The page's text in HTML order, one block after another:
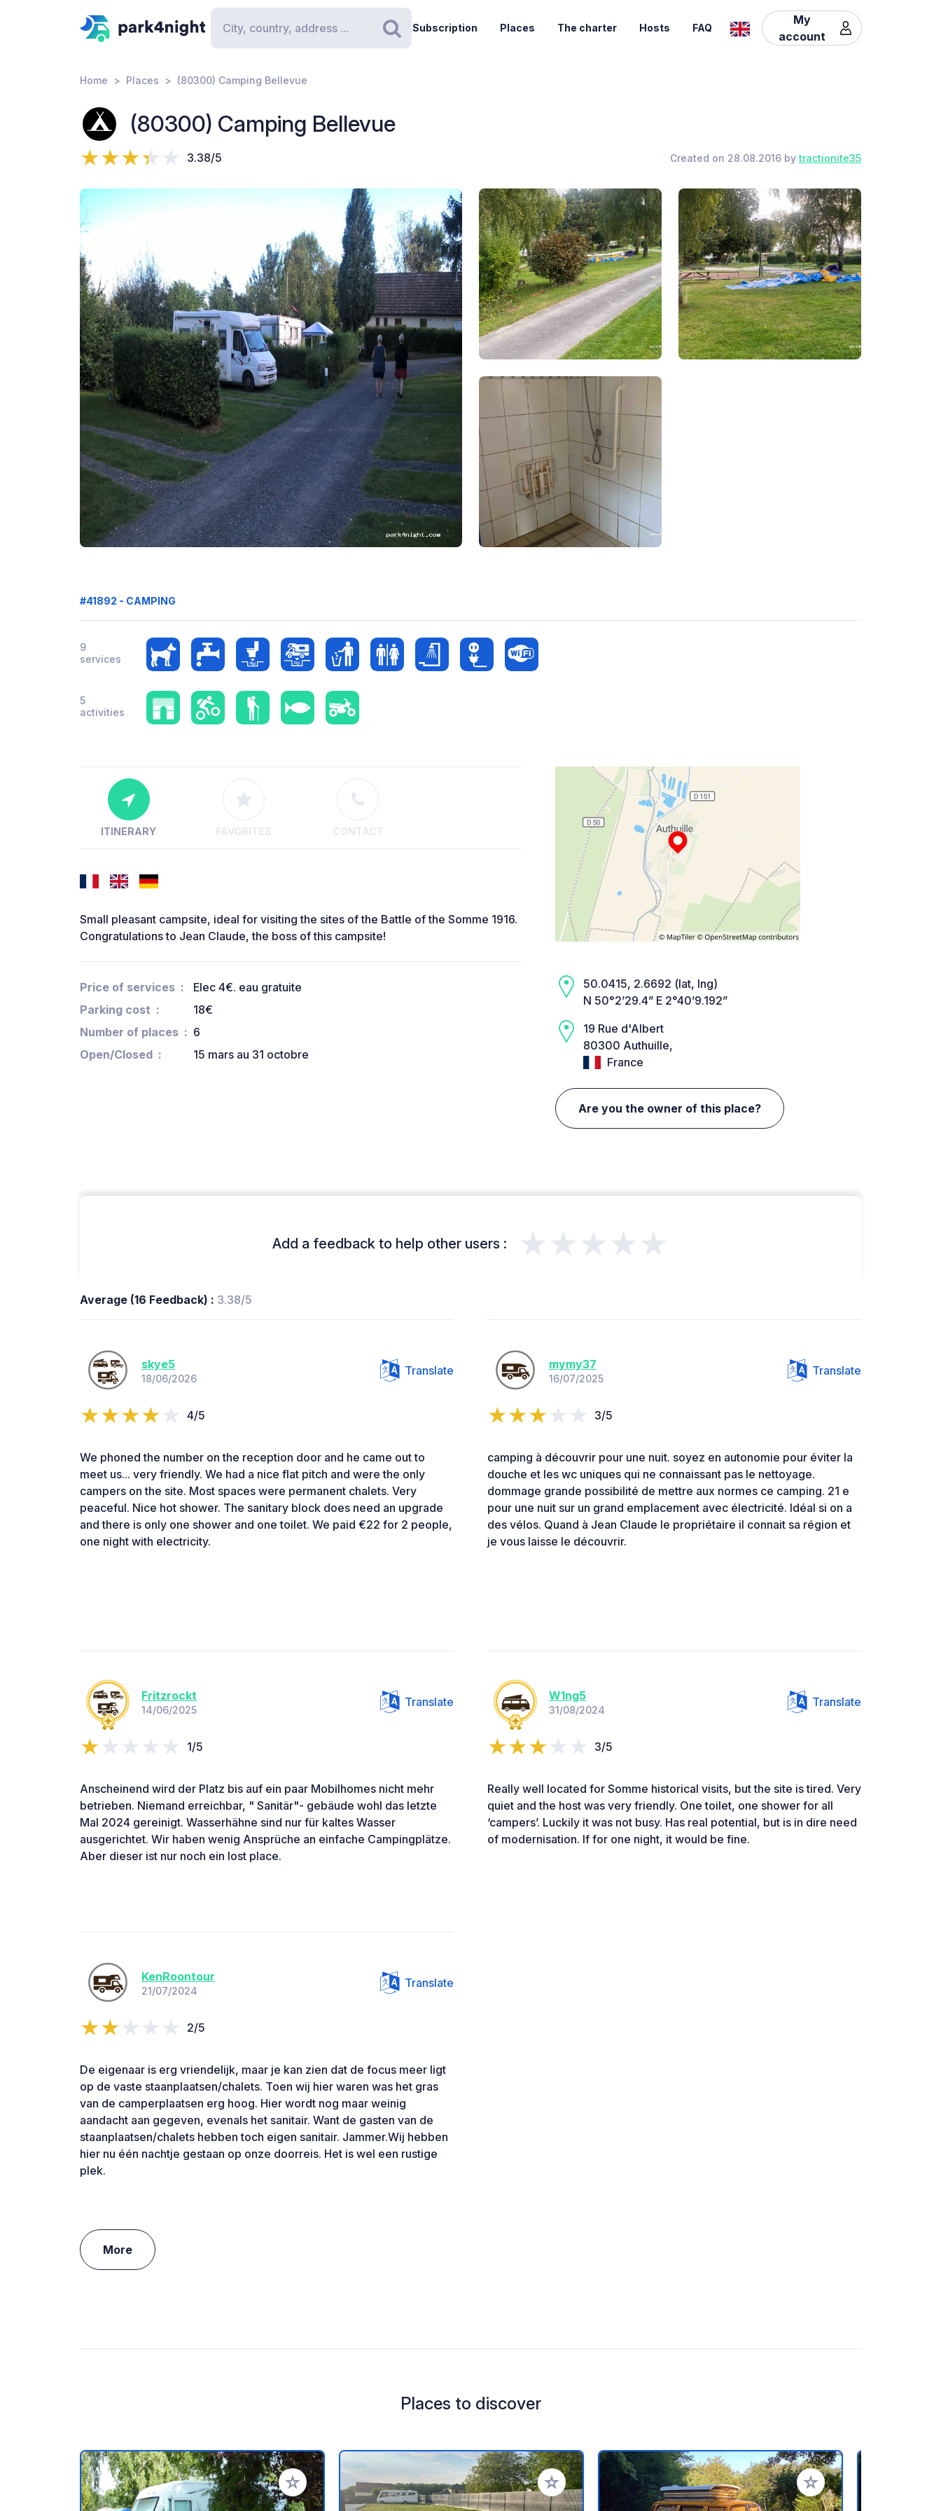
Search
Subscription Places The charter Hosts FAQ
My
account
Home Places (80300) Camping Bellevue
(80300) Camping Bellevue
3.38/5 Created on 28.08.2016 bytractionite35
#41892 - CAMPING
9
services
5
activities
ITINERARY FAVORITES CONTACT
Small pleasant campsite, ideal for visiting the sites of the Battle of the Somme 1916.
Congratulations to Jean Claude, the boss of this campsite!
Price of services
Elec 4€. eau gratuite
Parking cost
18€
Number of places
6
Open/Closed
15 mars au 31 octobre
50.0415, 2.6692 (lat, lng)
N 50°2’29.4” E 2°40’9.192”
19 Rue d'Albert
80300 Authuille,
France
Are you the owner of this place?
Add a feedback to help other users : ★★★★★
Average (16 Feedback) : 3.38/5
skye5
18/06/2026
Translate
4/5
We phoned the number on the reception door and he came out to
meet us... very friendly. We had a nice flat pitch and were the only
campers on the site. Most spaces were permanent chalets. Very
peaceful. Nice hot shower. The sanitary block does need an upgrade
and there is only one shower and one toilet. We paid €22 for 2 people,
one night with electricity.
mymy37
16/07/2025
Translate
3/5
camping à découvrir pour une nuit. soyez en autonomie pour éviter la
douche et les wc uniques qui ne connaissant pas le nettoyage.
dommage grande possibilité de mettre aux normes ce camping. 21 e
pour une nuit sur un grand emplacement avec électricité. Idéal si on a
des vélos. Quand à Jean Claude le propriétaire il connait sa région et
je vous laisse le découvrir.
Fritzrockt
14/06/2025
Translate
1/5
Anscheinend wird der Platz bis auf ein paar Mobilhomes nicht mehr
betrieben. Niemand erreichbar, " Sanitär"- gebäude wohl das letzte
Mal 2024 gereinigt. Wasserhähne sind nur für kaltes Wasser
ausgerichtet. Wir haben wenig Ansprüche an einfache Campingplätze.
Aber dieser ist nur noch ein lost place.
W1ng5
31/08/2024
Translate
3/5
Really well located for Somme historical visits, but the site is tired. Very
quiet and the host was very friendly. One toilet, one shower for all
‘campers’. Luckily it was not busy. Has real potential, but is in dire need
of modernisation. If for one night, it would be fine.
KenRoontour
21/07/2024
Translate
2/5
De eigenaar is erg vriendelijk, maar je kan zien dat de focus meer ligt
op de vaste staanplaatsen/chalets. Toen wij hier waren was het gras
van de camperplaatsen erg hoog. Hier wordt nog maar weinig
aandacht aan gegeven, evenals het sanitair. Want de gasten van de
staanplaatsen/chalets hebben toch eigen sanitair. Jammer.Wij hebben
hier nu één nachtje gestaan op onze doorreis. Het is wel een rustige
plek.
More
Places to discover
Add to your favorites Add to your favorites Add to your favorites